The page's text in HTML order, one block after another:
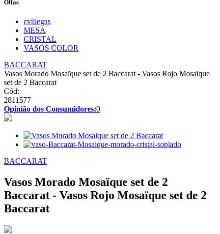
Ollas
cvillegas
MESA
CRISTAL
VASOS COLOR
BACCARAT
Vasos Morado Mosaïque set de 2 Baccarat - Vasos Rojo Mosaïque
set de 2 Baccarat
Cód:
2811577
Opinião dos Consumidores:0
BACCARAT
Vasos Morado Mosaïque set de 2
Baccarat - Vasos Rojo Mosaïque set de 2
Baccarat